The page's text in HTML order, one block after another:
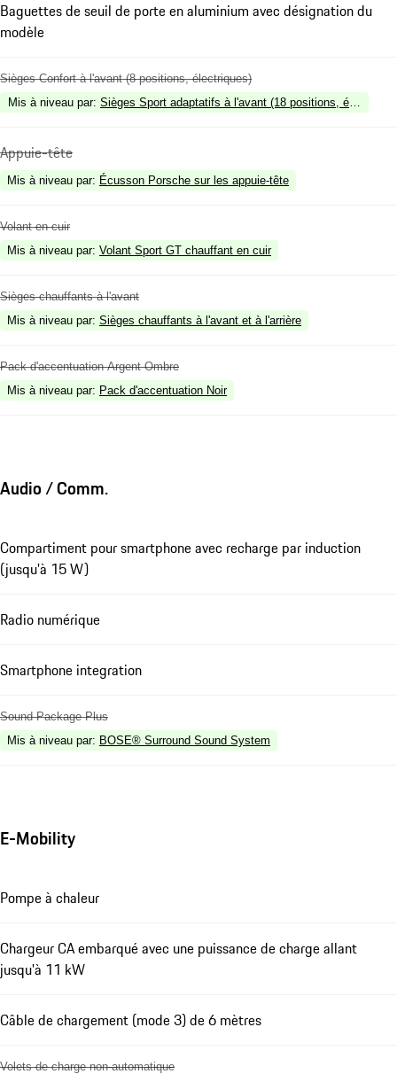
Baguettes de seuil de porte en aluminium avec désignation du
modèle
Sièges Confort à l'avant (8 positions, électriques)
Mis à niveau par: Sièges Sport adaptatifs à l'avant (18 positions,
Appuie-tête
Mis à niveau par: Écusson Porsche sur les appuie-tête
Volant en cuir
Mis à niveau par: Volant Sport GT chauffant en cuir
Sièges chauffants à l'avant
Mis à niveau par: Sièges chauffants à l'avant et à l'arrière
Pack d'accentuation Argent Ombre
Mis à niveau par: Pack d'accentuation Noir
Audio / Comm.
Compartiment pour smartphone avec recharge par induction
(jusqu'à 15 W)
Radio numérique
Smartphone integration
Sound Package Plus
Mis à niveau par: BOSE® Surround Sound System
E-Mobility
Pompe à chaleur
Chargeur CA embarqué avec une puissance de charge allant
jusqu'à 11 kW
Câble de chargement (mode 3) de 6 mètres
Volets de charge non-automatique